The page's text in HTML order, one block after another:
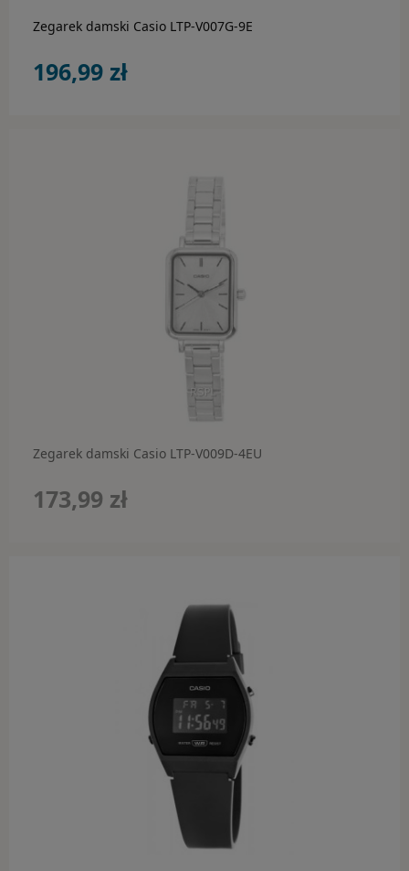
Zegarek damski Casio LTP-V007G-9E
196,99 zł
Zegarek damski Casio LTP-V009D-4EU
173,99 zł
do koszyka